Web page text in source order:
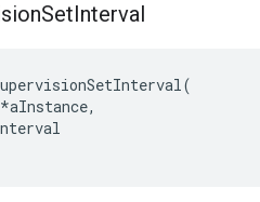
SetInterval
(
*aInstance,